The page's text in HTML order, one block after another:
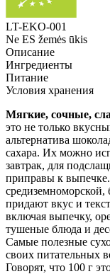
LT-EKO-001
Ne ES žemės ūkis
Описание
Ингредиенты
Питание
Условия хранения
Мягкие, сочные,
это не только
альтернатива
сахара. Их можно
завтрак, для
приправы к
придают вкус и
включая выпечку,
тушеные блюда и
Самые полезные
своих питательных
Говорят, что 100 г